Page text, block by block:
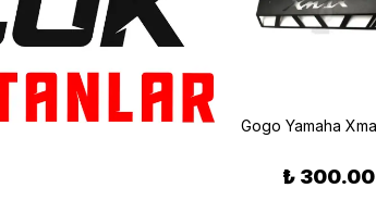
Gogo Premium
₺ 300.00